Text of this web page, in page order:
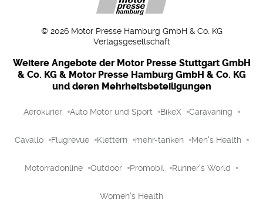
© 2026 Motor Presse Hamburg GmbH & Co. KG
Verlagsgesellschaft
Weitere Angebote der Motor Presse Stuttgart GmbH
& Co. KG & Motor Presse Hamburg GmbH & Co. KG
und deren Mehrheitsbeteiligungen
Aerokurier Auto Motor und Sport BikeX Caravaning
Cavallo Flugrevue Klettern mehr-tanken Men's Health
Motorradonline Outdoor Promobil Runner's World
Women's Health